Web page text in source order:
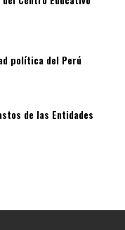
política del Perú
de las Entidades